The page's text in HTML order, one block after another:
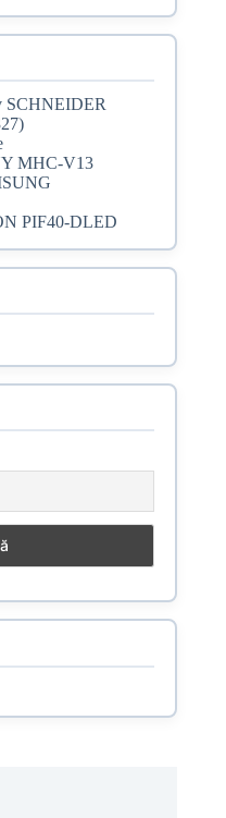
SCHNEIDER
MHC-V13
PIF40-DLED